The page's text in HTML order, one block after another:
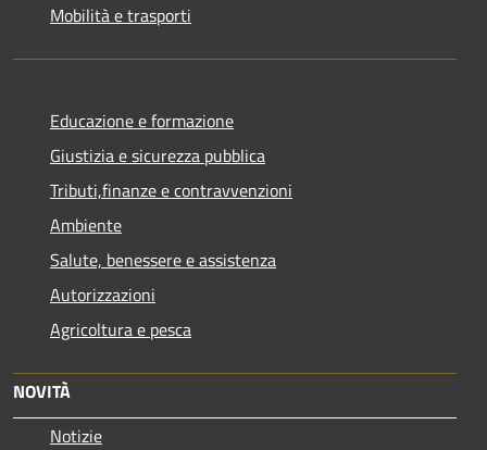
Mobilità e trasporti
Educazione e formazione
Giustizia e sicurezza pubblica
Tributi,finanze e contravvenzioni
Ambiente
Salute, benessere e assistenza
Autorizzazioni
Agricoltura e pesca
NOVITÀ
Notizie